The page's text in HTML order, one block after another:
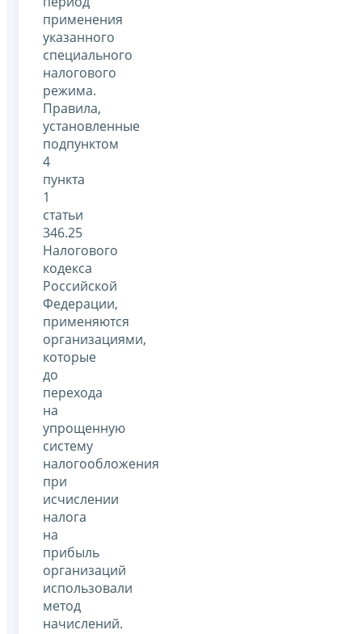
применения
указанного
специального
налогового
режима.
Правила,
установленные
подпунктом
4
пункта
1
статьи
346.25
Налогового
кодекса
Российской
Федерации,
применяются
организациями,
которые
до
перехода
на
упрощенную
систему
налогообложения
при
исчислении
налога
на
прибыль
организаций
использовали
метод
начислений.